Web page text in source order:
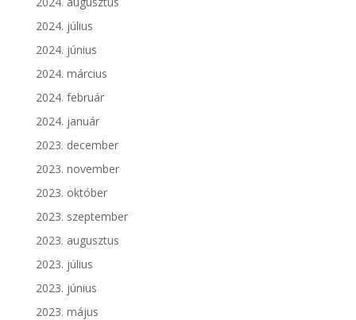
2024. július
2024. június
2024. március
2024. február
2024. január
2023. december
2023. november
2023. október
2023. szeptember
2023. augusztus
2023. július
2023. június
2023. május